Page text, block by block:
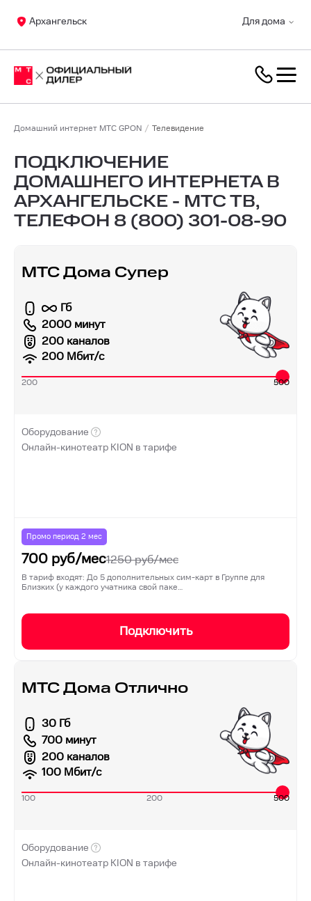
Для дома
Архангельск
Домашний интернет МТС GPON Телевидение
ПОДКЛЮЧЕНИЕ
ДОМАШНЕГО ИНТЕРНЕТА В
АРХАНГЕЛЬСКЕ - МТС ТВ,
ТЕЛЕФОН 8 (800) 301-08-90
МТС Дома Супер
Гб
2000 минут
200 каналов
200 Мбит/с
200 500
Оборудование
Онлайн-кинотеатр KION в тарифе
Промо период 2 мес
700 руб/мес1250руб/мес
В тариф входят: До 5 дополнительных сим-карт в Группе для
Близких (у каждого учатника свой паке…
Подключить
МТС Дома Отлично
30 Гб
700 минут
200 каналов
100 Мбит/с
100 200 500
Оборудование
Онлайн-кинотеатр KION в тарифе